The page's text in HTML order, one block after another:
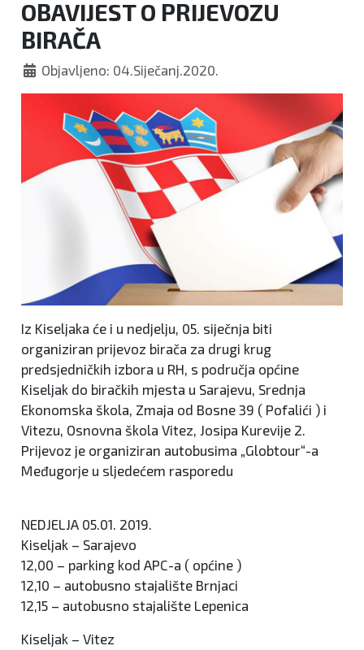
OBAVIJEST O PRIJEVOZU
BIRAČA
Objavljeno: 04.Siječanj.2020.
Iz Kiseljaka će i u nedjelju, 05. siječnja biti
organiziran prijevoz birača za drugi krug
predsjedničkih izbora u RH, s područja općine
Kiseljak do biračkih mjesta u Sarajevu, Srednja
Ekonomska škola, Zmaja od Bosne 39 ( Pofalići ) i
Vitezu, Osnovna škola Vitez, Josipa Kurevije 2.
Prijevoz je organiziran autobusima „Globtour“-a
Međugorje u sljedećem rasporedu
NEDJELJA 05.01. 2019.
Kiseljak – Sarajevo
12,00 – parking kod APC-a ( općine )
12,10 – autobusno stajalište Brnjaci
12,15 – autobusno stajalište Lepenica
Kiseljak – Vitez